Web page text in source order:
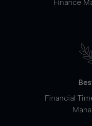
Finance
Financial